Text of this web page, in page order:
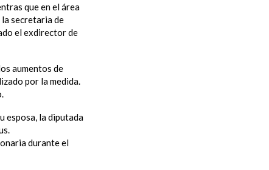
que en el área
secretaria de
el exdirector de
aumentos de
por la medida.
esposa, la diputada
durante el